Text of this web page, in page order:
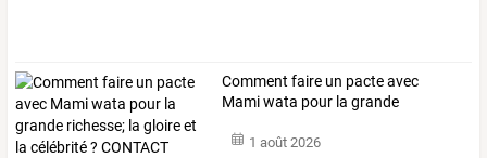
Comment faire un pacteavec
Mamiwata pour la grande
1 août 2026